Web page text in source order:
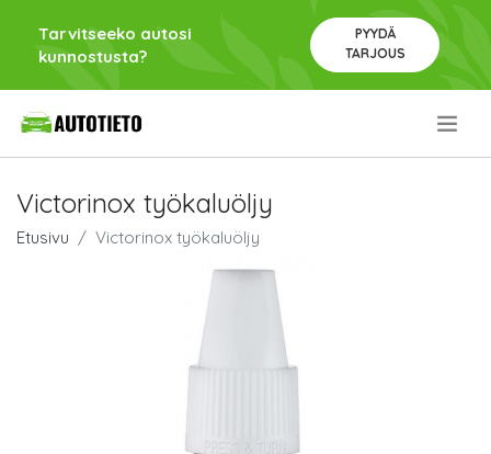
Tarvitseeko autosi
kunnostusta?
PYYDÄ
TARJOUS
Victorinox työkaluöljy
Etusivu Victorinox työkaluöljy